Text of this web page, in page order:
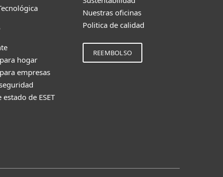
hogar
empresas
de ESET
Nuestras oficinas
Politica de calidad
REEMBOLSO